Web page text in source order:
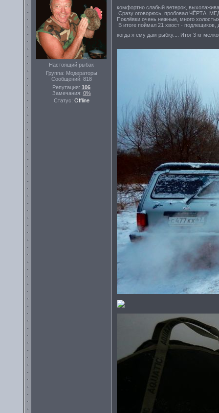
Настоящий рыбак
Группа: Модераторы
Сообщений: 818
Репутация: 106
Замечания: 0%
Статус: Offline
комфортно слабый ветерок,
Сразу оговорюсь, пробовал ЧЁРТА,
Поклёвки очень нежные, много
В итоге поймал 21 хвост - подлещиков,
когда я ему дам рыбку.... Итог 3 кг